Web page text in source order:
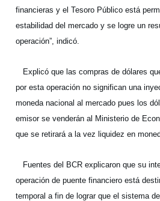
financieras y el Tesoro Público está
estabilidad del mercado y se logre un
operación”, indicó.
Explicó que las compras de dólares
por esta operación no significan una
moneda nacional al mercado pues los
emisor se venderán al Ministerio de
que se retirará a la vez liquidez en
Fuentes del BCR explicaron que su
operación de puente financiero está
temporal a fin de lograr que el sistema